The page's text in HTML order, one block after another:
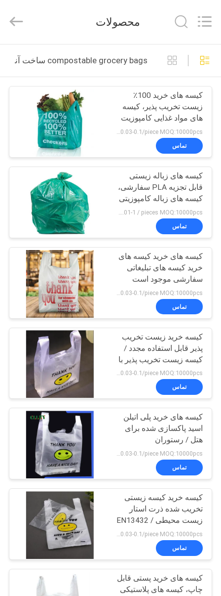
خونه
محصولات
درباره
تور
کارخانه
کنترل
کیفیت
اخبار
درخواست
نقل قول
نقشه
سایت
PRIVACY
POLICY
Materials
Rights
محصولات
compostable grocery bags ساخت آنلاین
کیسه های خرید 100٪
زیست تخریب پذیر، کیسه
های مواد غذایی کامپوزیت
T شرت
US $0.03-0.1/piece MOQ:10000pcs
تماس
کیسه های زباله زیستی
قابل تجزیه PLA سفارشی،
کیسه های زباله کامپوزیتی
کارآمد
تماس
کیسه های خرید کیسه های
خرید کیسه های تبلیغاتی
سفارشی موجود است
تماس
کیسه خرید زیست تخریب
پذیر قابل استفاده مجدد /
کیسه زیست تخریب پذیر با
آرم
US $0.03-0.1/piece MOQ:10000pcs
تماس
کیسه های خرید پلی اتیلن
اسید پاکسازی شده برای
هتل / رستوران
US $0.03-0.1/piece MOQ:10000pcs
تماس
کیسه خرید کیسه زیستی
تخریب شده ذرت استار
زیست محیطی EN13432 /
MSDS Approval
تماس
کیسه های خرید پستی قابل
چاپ، کیسه های پلاستیکی